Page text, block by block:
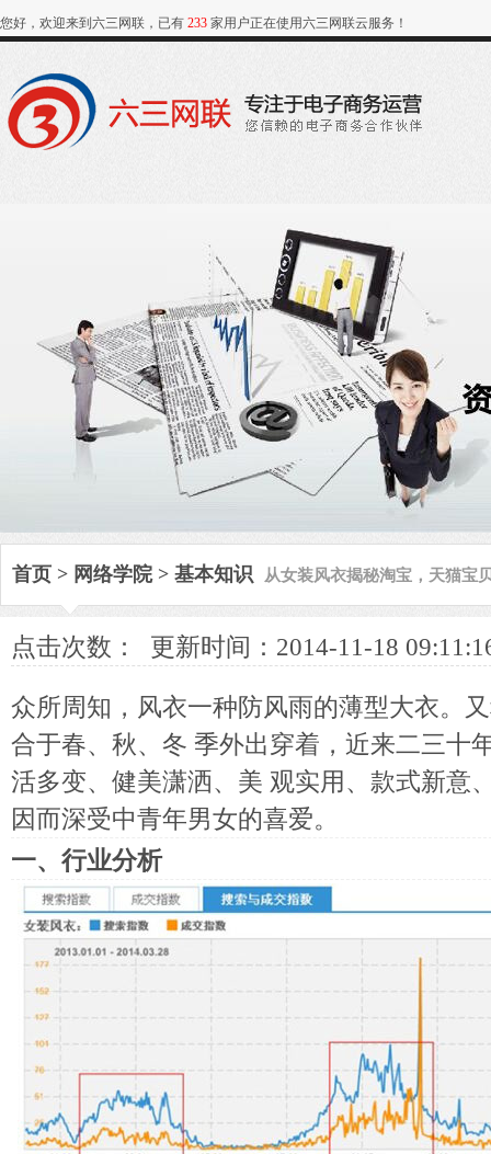
您好，欢迎来到六三网联，已有 233 家用户正在使用六三网联云服务！
首页 > 网络学院> 基本知识 从女装风衣揭秘淘宝，天猫宝
点击次数： 更新时间：2014-11-18
众所周知，风衣一种防风雨的薄型大衣。
合于春、秋、冬 季外出穿着，近来二三十
活多变、健美潇洒、美 观实用、款式新意
因而深受中青年男女的喜爱。
一、行业分析